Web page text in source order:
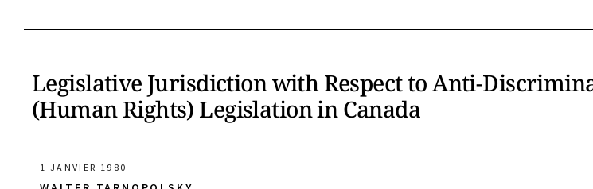
Legislative Jurisdiction with Respect to Anti-
(Human Rights) Legislation in Canada
1 JANVIER 1980